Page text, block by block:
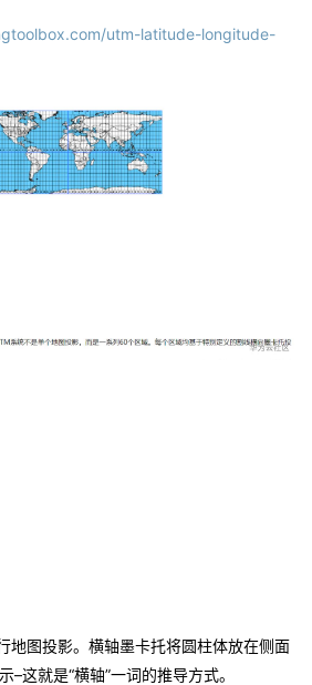
utm-latitude-longitude-
地图投影。横轴墨卡托将圆柱体放在侧面
–这就是“横轴”一词的推导方式。